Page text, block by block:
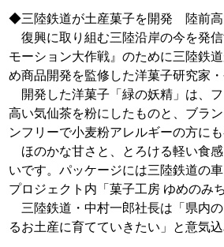
◆三陸鉄道が土産菓子を開発 陸前
復興に取り組む三陸沿岸の今を発
モーション大作戦』のために三陸鉄
め商品開発を監修した洋菓子研究家
開発した洋菓子「緑の妖精」は、
高い気仙茶を粉にしたものと、ブラ
ンフリーで小麦粉アレルギーの方に
ほのかな甘さと、とろける軽い食
いです。パッケージには三陸鉄道の
プロジェクト内「菓子工房 ゆめのみ
三陸鉄道・中村一郎社長は「県内
るお土産に育てていきたい」と意気込